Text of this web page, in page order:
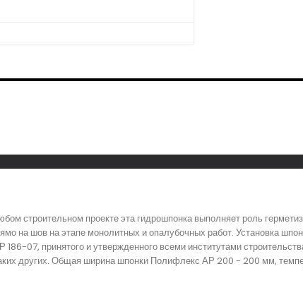
строительном проекте эта гидрошпонка выполняет роль
на шов на этапе монолитных и опалубочных работ. Установка
07, принятого и утвержденного всеми институтами
других. Общая ширина шпонки Полифлекс АР 200 - 200 мм,